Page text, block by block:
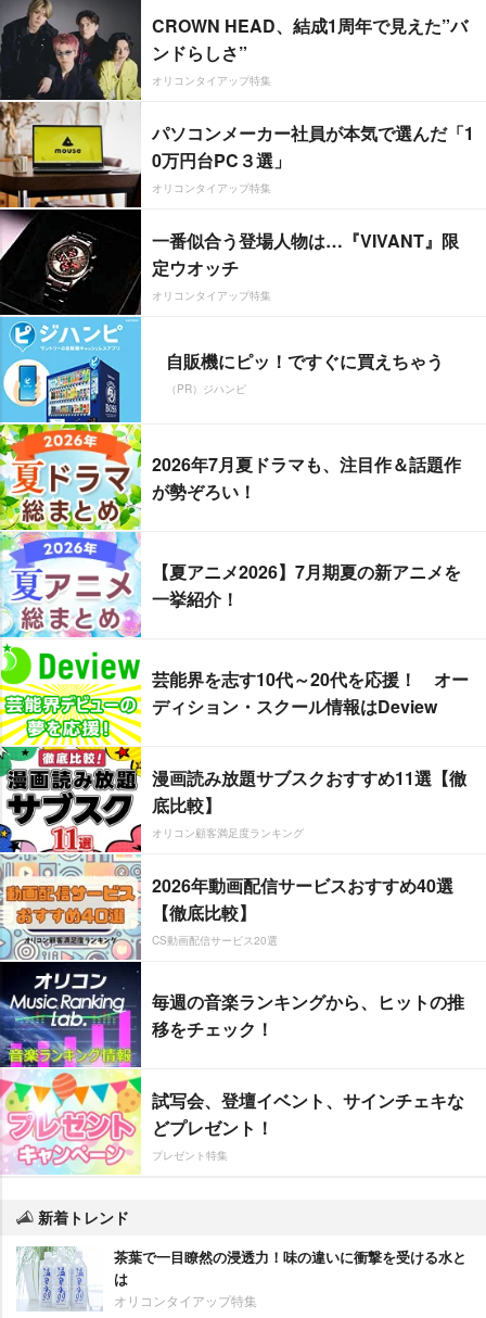
CROWN HEAD、結成1周年で見えた”バ
ンドらしさ”
オリコンタイアップ特集
パソコンメーカー社員が本気で選んだ「1
0万円台PC３選」
オリコンタイアップ特集
一番似合う登場人物は…『VIVANT』限
定ウオッチ
オリコンタイアップ特集
自販機にピッ！ですぐに買えちゃう
（PR）ジハンピ
2026年7月夏ドラマも、注目作＆話題作
が勢ぞろい！
【夏アニメ2026】7月期夏の新アニメを
一挙紹介！
芸能界を志す10代～20代を応援！ オー
ディション・スクール情報はDeview
漫画読み放題サブスクおすすめ11選【徹
底比較】
オリコン顧客満足度ランキング
2026年動画配信サービスおすすめ40選
【徹底比較】
CS動画配信サービス20選
毎週の音楽ランキングから、ヒットの推
移をチェック！
試写会、登壇イベント、サインチェキな
どプレゼント！
プレゼント特集
新着トレンド
茶葉で一目瞭然の浸透力！味の違いに衝撃を受ける水と
は
オリコンタイアップ特集